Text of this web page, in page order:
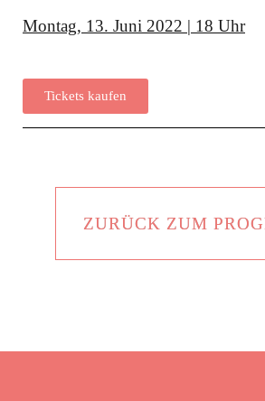
Montag, 13. Juni 2022 | 18 Uhr
Tickets kaufen
ZURÜCK ZUM